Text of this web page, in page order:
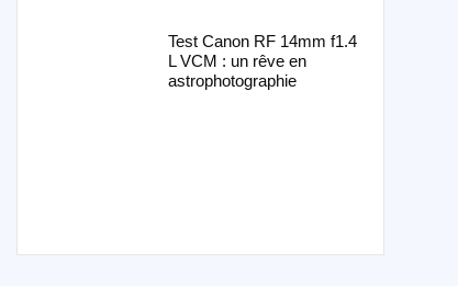
Test Canon RF 14mm f1.4
L VCM : un rêve en
astrophotographie